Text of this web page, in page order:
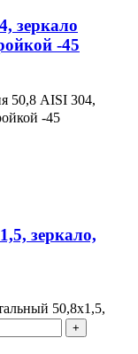
зеркало
-45
50,8 AISI 304,
-45
зеркало,
50,8х1,5,